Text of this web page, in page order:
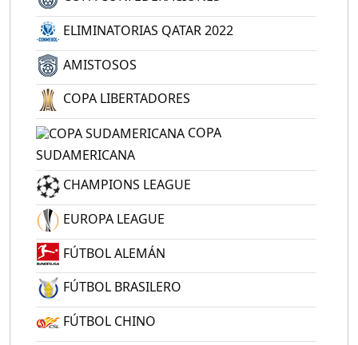
ELIMINATORIAS QATAR 2022
AMISTOSOS
COPA LIBERTADORES
COPA
SUDAMERICANA
CHAMPIONS LEAGUE
EUROPA LEAGUE
FÚTBOL ALEMÁN
FÚTBOL BRASILERO
FÚTBOL CHINO